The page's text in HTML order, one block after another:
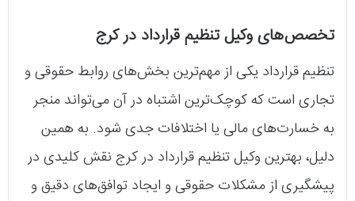
تخصص‌های وکیل تنظیم قرارداد در کرج
تنظیم قرارداد یکی از مهم‌ترین بخش‌های روابط حقوقی و
تجاری است که کوچک‌ترین اشتباه در آن می‌تواند منجر
به خسارت‌های مالی یا اختلافات جدی شود. به همین
دلیل، بهترین وکیل تنظیم قرارداد در کرج نقش کلیدی در
پیشگیری از مشکلات حقوقی و ایجاد توافق‌های دقیق و